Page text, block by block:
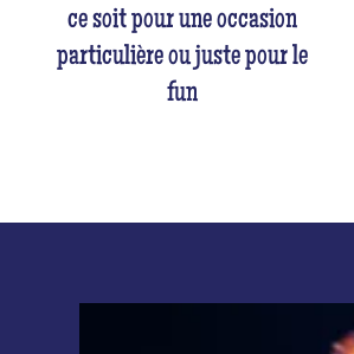
ce soit pour une occasion
particulière ou juste pour le
fun